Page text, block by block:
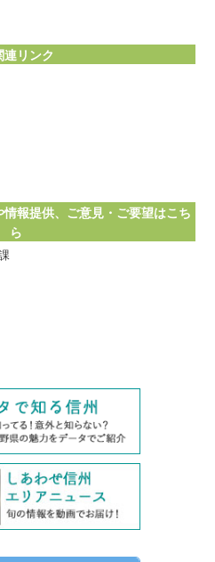
連リンク
情報提供、ご意見・ご要望はこち
ら